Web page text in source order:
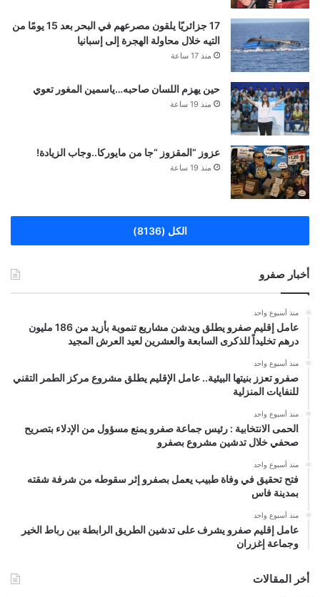
17 جزائريًا يلقون مصرعهم في البحر بعد 15 يومًا من
التيه خلال محاولة الهجرة إلى إسبانيا
منذ 17 ساعة
حين يهزم اللسان صاحبه…ياسمين المغور تعوي
منذ 19 ساعة
عزوز “المقزوز “جا من مايوركا..وجاب الزيادة!
منذ 19 ساعة
الكل (8136)
أخبار صفرو
منذ أسبوع واحد
عامل إقليم صفرو يطلق ويدشن مشاريع تنموية بأزيد من 186 مليون
درهم تخليداً للذكرى السابعة والعشرين لعيد العرش المجيد
منذ أسبوع واحد
صفرو تعزز بنيتها البيئية.. عامل الإقليم يطلق مشروع مركز الطمر التقني
للنفايات المنزلية
منذ أسبوع واحد
الحمى الانتخابية : رئيس جماعة صفرو يمنع مسؤول من الإدلاء بتصريح
صحفي خلال تدشين مشروع بصفرو
منذ أسبوع واحد
فتح تحقيق في وفاة طبيب يعمل بصفرو إثر سقوطه من شرفة شقته
بمدينة فاس
منذ أسبوع واحد
عامل إقليم صفرو يشرف على تدشين الطريق الرابطة بين رباط الخير
وجماعة إغزران
أخر المقالات